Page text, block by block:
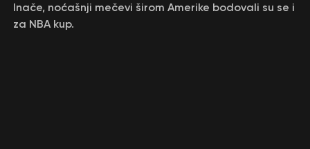
Inače, noćašnji mečevi širom Amerike bodovali su se i
za NBA kup.